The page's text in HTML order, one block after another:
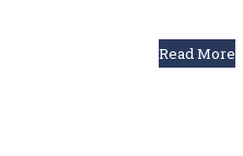
Read More